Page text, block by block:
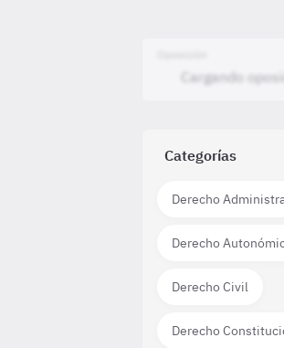
Categorías
Derecho
Derecho
Derecho Civil
Derecho